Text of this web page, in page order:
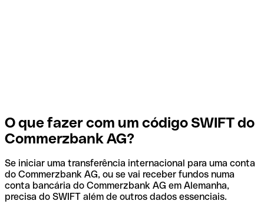
O que fazer com um código SWIFT do
Commerzbank AG?
Se iniciar uma transferência internacional para uma conta
do Commerzbank AG, ou se vai receber fundos numa
conta bancária do Commerzbank AG em Alemanha,
precisa do SWIFT além de outros dados essenciais.